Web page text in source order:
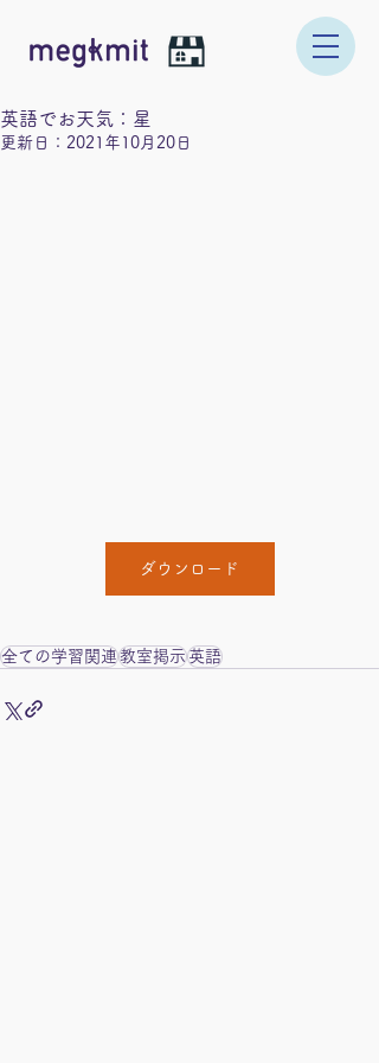
英語でお天気：星
更新日： 2021年10月20日
ダウンロード
全ての学習関連教室掲示英語